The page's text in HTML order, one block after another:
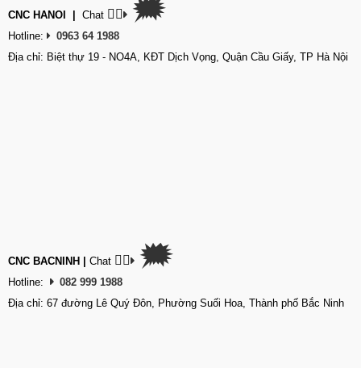
CNC HANOI Chat 👉🏽 🗯
Hotline:
0963 64 1988
Địa chỉ: Biệt thự 19 - NO4A, KĐT Dịch Vọng, Quận Cầu Giấy, TP Hà Nội
CNC BACNINH Chat 👉🏽 🗯
Hotline:
082 999 1988
Địa chỉ: 67 đường Lê Quý Đôn, Phường Suối Hoa, Thành phố Bắc Ninh